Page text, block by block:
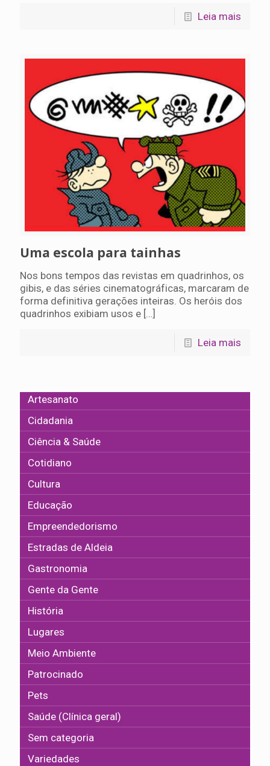
Leia mais
Uma escola para tainhas
Nos bons tempos das revistas em quadrinhos, os
gibis, e das séries cinematográficas, marcaram de
forma definitiva gerações inteiras. Os heróis dos
quadrinhos exibiam usos e […]
Leia mais
Artesanato
Cidadania
Ciência & Saúde
Cotidiano
Cultura
Educação
Empreendedorismo
Estradas de Aldeia
Gastronomia
Gente da Gente
História
Lugares
Meio Ambiente
Patrocinado
Pets
Saúde (Clínica geral)
Sem categoria
Variedades